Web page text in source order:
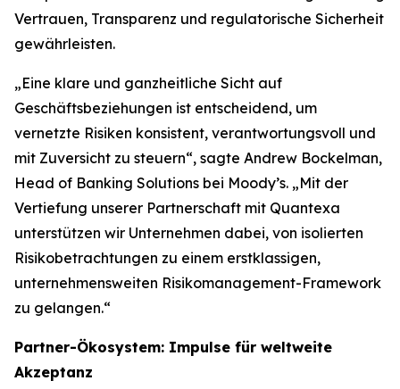
Vertrauen, Transparenz und regulatorische Sicherheit
gewährleisten.
„Eine klare und ganzheitliche Sicht auf
Geschäftsbeziehungen ist entscheidend, um
vernetzte Risiken konsistent, verantwortungsvoll und
mit Zuversicht zu steuern“, sagte Andrew Bockelman,
Head of Banking Solutions bei Moody’s. „Mit der
Vertiefung unserer Partnerschaft mit Quantexa
unterstützen wir Unternehmen dabei, von isolierten
Risikobetrachtungen zu einem erstklassigen,
unternehmensweiten Risikomanagement-Framework
zu gelangen.“
Partner-Ökosystem: Impulse für weltweite
Akzeptanz